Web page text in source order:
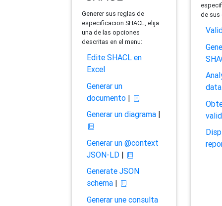
Generer sus reglas de
especificacion SHACL, elija
una de las opciones
descritas en el menu:
Edite SHACL en
Excel
Generar un
documento|
Generar un diagrama|
Generar un @context
JSON-LD|
Generate JSON
schema|
Generar une consulta
de sus